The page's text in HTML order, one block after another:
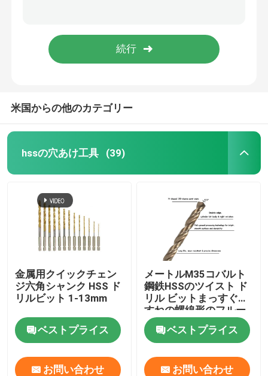
tct は見ました穴があきます
穴あけ工具セット
穴は木工業については見ました
ダイヤモンドのコア・ビット
tct 丸鋸刃
研摩用具
30-120mm 調節可能なTCTホールソー 木工用
米国からの他のカテゴリー
hssの穴あけ工具 (39)
金属用クイックチェン
ジ六角シャンク HSS ド
リルビット 1-13mm
ベストプライス
お問い合わせ
メートルM35コバルト
鋼鉄HSSのツイスト ド
リル ビットまっすぐな
すねの螺線形のフルー
トのタイプ
ベストプライス
お問い合わせ